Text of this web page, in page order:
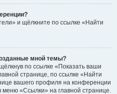
и щёлкните по ссылке «Найти
мной темы?
по ссылке «Показать ваши
странице, по ссылке «Найти
вашего профиля на конференции
«Ссылки» на главной странице.